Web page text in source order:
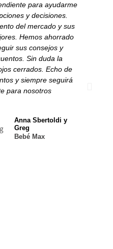
para ayudarme
y decisiones.
del mercado y sus
Hemos ahorrado
sus consejos y
Sin duda la
cerrados. Echo de
y siempre seguirá
para nosotros
Anna Sbertoldi y
Greg
Bebé Max